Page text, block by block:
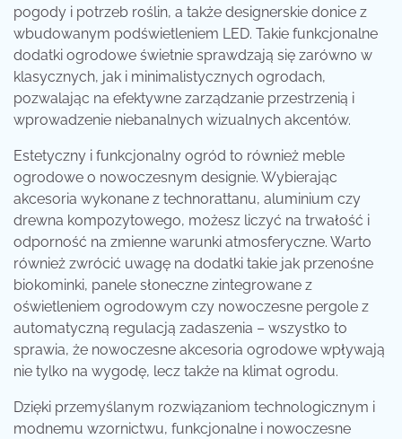
pogody i potrzeb roślin, a także designerskie donice z
wbudowanym podświetleniem LED. Takie funkcjonalne
dodatki ogrodowe świetnie sprawdzają się zarówno w
klasycznych, jak i minimalistycznych ogrodach,
pozwalając na efektywne zarządzanie przestrzenią i
wprowadzenie niebanalnych wizualnych akcentów.
Estetyczny i funkcjonalny ogród to również meble
ogrodowe o nowoczesnym designie. Wybierając
akcesoria wykonane z technorattanu, aluminium czy
drewna kompozytowego, możesz liczyć na trwałość i
odporność na zmienne warunki atmosferyczne. Warto
również zwrócić uwagę na dodatki takie jak przenośne
biokominki, panele słoneczne zintegrowane z
oświetleniem ogrodowym czy nowoczesne pergole z
automatyczną regulacją zadaszenia – wszystko to
sprawia, że nowoczesne akcesoria ogrodowe wpływają
nie tylko na wygodę, lecz także na klimat ogrodu.
Dzięki przemyślanym rozwiązaniom technologicznym i
modnemu wzornictwu, funkcjonalne i nowoczesne